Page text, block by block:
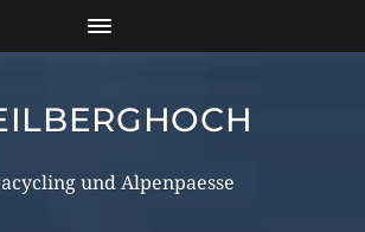
und Alpenpaesse